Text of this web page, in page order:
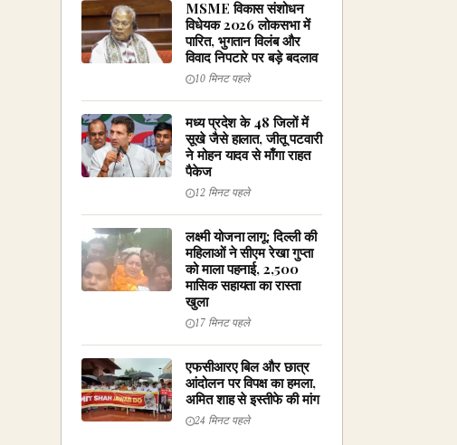
MSME विकास संशोधन
विधेयक 2026 लोकसभा में
पारित, भुगतान विलंब और
विवाद निपटारे पर बड़े बदलाव
10 मिनट पहले
मध्य प्रदेश के 48 जिलों में
सूखे जैसे हालात, जीतू पटवारी
ने मोहन यादव से माँगा राहत
पैकेज
12 मिनट पहले
लक्ष्मी योजना लागू: दिल्ली की
महिलाओं ने सीएम रेखा गुप्ता
को माला पहनाई, ₹2,500
मासिक सहायता का रास्ता
खुला
17 मिनट पहले
एफसीआरए बिल और छात्र
आंदोलन पर विपक्ष का हमला,
अमित शाह से इस्तीफे की मांग
24 मिनट पहले